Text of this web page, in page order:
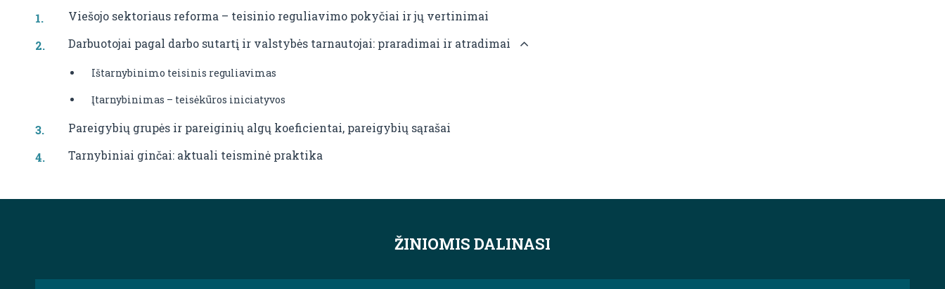
Viešojo sektoriaus reforma – teisinio reguliavimo pokyčiai ir jų vertinimai
Darbuotojai pagal darbo sutartį ir valstybės tarnautojai: praradimai ir atradimai
Ištarnybinimo teisinis reguliavimas
Įtarnybinimas – teisėkūros iniciatyvos
Pareigybių grupės ir pareiginių algų koeficientai, pareigybių sąrašai
Tarnybiniai ginčai: aktuali teisminė praktika
ŽINIOMIS DALINASI